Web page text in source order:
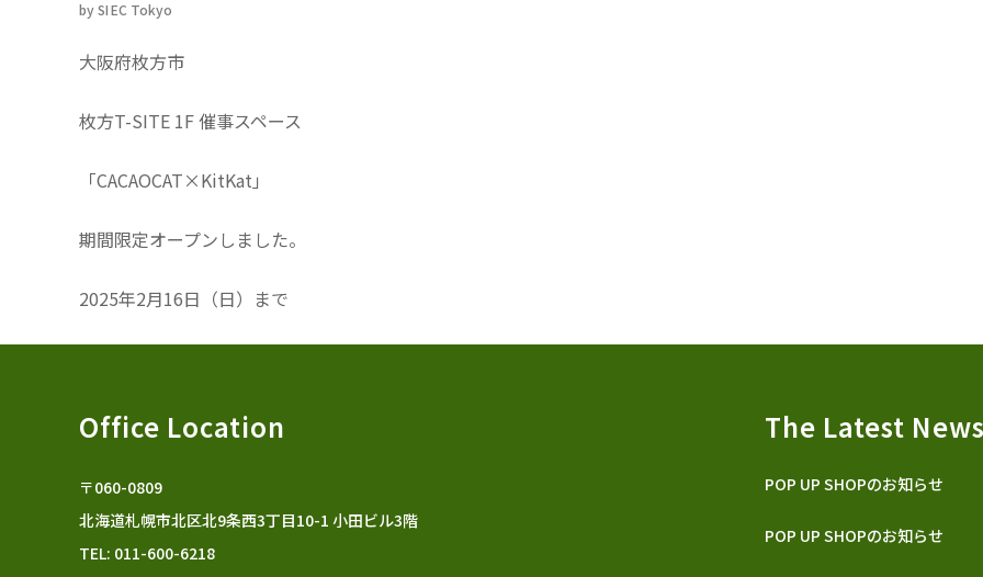
bySI EC Tokyo
大阪府枚方市
枚方T-SITE 1F 催事スペース
「CACAOCAT×KitKat」
期間限定オープンしました。
2025年2月16日（日）まで
Office Location
〒060-0809
北海道札幌市北区北9条西3丁目10-1 小田ビル3階
TEL: 011-600-6218
The Latest
POP UP SHOPのお知らせ
POP UP SHOPのお知らせ